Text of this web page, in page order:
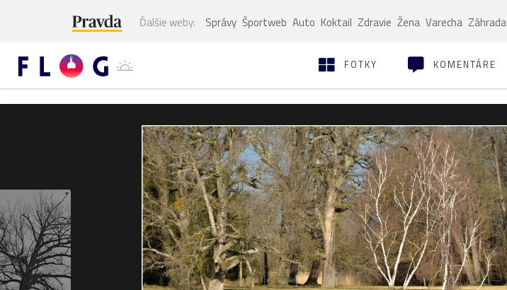
Ďalšie weby: Správy Športweb Auto Koktail Zdravie Žena Varecha Záhrada
FOTKY KOMENTÁRE